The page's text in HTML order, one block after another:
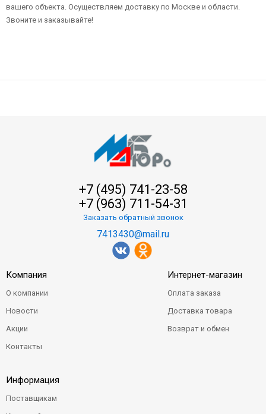
вашего объекта. Осуществляем доставку по Москве и области.
Звоните и заказывайте!
+7 (495) 741-23-58
+7 (963) 711-54-31
Заказать обратный звонок
7413430@mail.ru
Компания
О компании
Новости
Акции
Контакты
Интернет-магазин
Оплата заказа
Доставка товара
Возврат и обмен
Информация
Поставщикам